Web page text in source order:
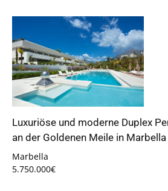
Luxuriöse und moderne Duplex
an der Goldenen Meile in Marbella
Marbella
5.750.000€